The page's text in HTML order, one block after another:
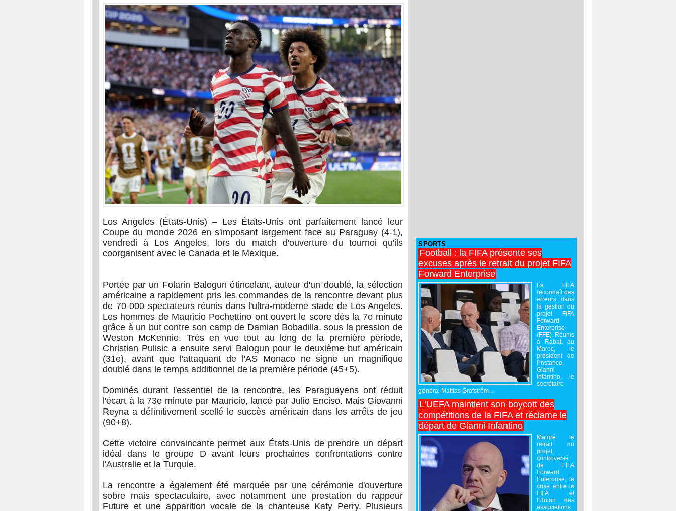
Los Angeles (États-Unis) – Les États-Unis ont parfaitement lancé leur
Coupe du monde 2026 en s'imposant largement face au Paraguay (4-1),
vendredi à Los Angeles, lors du match d'ouverture du tournoi qu'ils
coorganisent avec le Canada et le Mexique.
Portée par un Folarin Balogun étincelant, auteur d'un doublé, la sélection
américaine a rapidement pris les commandes de la rencontre devant plus
de 70 000 spectateurs réunis dans l'ultra-moderne stade de Los Angeles.
Les hommes de Mauricio Pochettino ont ouvert le score dès la 7e minute
grâce à un but contre son camp de Damian Bobadilla, sous la pression de
Weston McKennie. Très en vue tout au long de la première période,
Christian Pulisic a ensuite servi Balogun pour le deuxième but américain
(31e), avant que l'attaquant de l'AS Monaco ne signe un magnifique
doublé dans le temps additionnel de la première période (45+5).
Dominés durant l'essentiel de la rencontre, les Paraguayens ont réduit
l'écart à la 73e minute par Mauricio, lancé par Julio Enciso. Mais Giovanni
Reyna a définitivement scellé le succès américain dans les arrêts de jeu
(90+8).
Cette victoire convaincante permet aux États-Unis de prendre un départ
idéal dans le groupe D avant leurs prochaines confrontations contre
l'Australie et la Turquie.
La rencontre a également été marquée par une cérémonie d'ouverture
sobre mais spectaculaire, avec notamment une prestation du rappeur
Future et une apparition vocale de la chanteuse Katy Perry. Plusieurs
SPORTS
Football : la FIFA présente ses
excuses après le retrait du projet FIFA
Forward Enterprise
La FIFA
reconnaît des
erreurs dans
la gestion du
projet FIFA
Forward
Enterprise
(FFE). Réunis
à Rabat, au
Maroc, le
président de
l'instance,
Gianni
Infantino, le
secrétaire
général Mattias Grafström...
L'UEFA maintient son boycott des
compétitions de la FIFA et réclame le
départ de Gianni Infantino
Malgré le
retrait du
projet
controversé
de FIFA
Forward
Enterprise, la
crise entre la
FIFA et
l'Union des
associations